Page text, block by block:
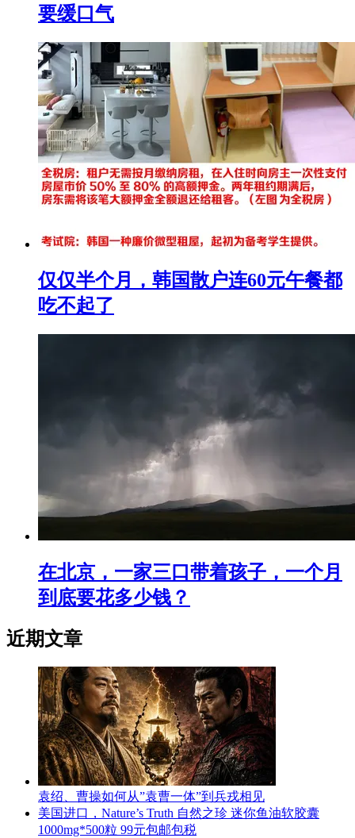
要缓口气
仅仅半个月，韩国散户连60元午餐都
吃不起了
在北京，一家三口带着孩子，一个月
到底要花多少钱？
近期文章
袁绍、曹操如何从”袁曹一体”到兵戎相见
美国进口，Nature’s Truth 自然之珍 迷你鱼油软胶囊
1000mg*500粒 99元包邮包税